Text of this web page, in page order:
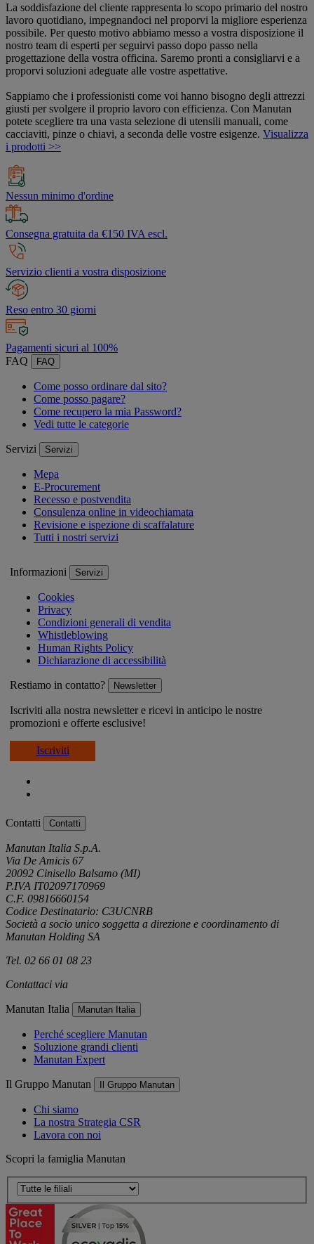
La soddisfazione del cliente rappresenta lo scopo primario del nostro
lavoro quotidiano, impegnandoci nel proporvi la migliore esperienza
possibile. Per questo motivo abbiamo messo a vostra disposizione il
nostro team di esperti per seguirvi passo dopo passo nella
progettazione della vostra officina. Saremo pronti a consigliarvi e a
proporvi soluzioni adeguate alle vostre aspettative.
Sappiamo che i professionisti come voi hanno bisogno degli attrezzi
giusti per svolgere il proprio lavoro con efficienza. Con Manutan
potete scegliere tra una vasta selezione di utensili manuali, come
cacciaviti, pinze o chiavi, a seconda delle vostre esigenze. Visualizza
i prodotti >>
Nessun minimo d'ordine
Consegna gratuita da €150 IVA escl.
Servizio clienti a vostra disposizione
Reso entro 30 giorni
Pagamenti sicuri al 100%
FAQ
FAQ
Come posso ordinare dal sito?
Come posso pagare?
Come recupero la mia Password?
Vedi tutte le categorie
Servizi Servizi
Mepa
E-Procurement
Recesso e postvendita
Consulenza online in videochiamata
Revisione e ispezione di scaffalature
Tutti i nostri servizi
Informazioni Servizi
Cookies
Privacy
Condizioni generali di vendita
Whistleblowing
Human Rights Policy
Dichiarazione di accessibilità
Restiamo in contatto? Newsletter
Iscriviti alla nostra newsletter e ricevi in anticipo le nostre
promozioni e offerte esclusive!
Iscriviti
Contatti Contatti
Manutan Italia S.p.A.
Via De Amicis 67
20092 Cinisello Balsamo (MI)
P.IVA IT02097170969
C.F. 09816660154
Codice Destinatario: C3UCNRB
Società a socio unico soggetta a direzione e coordinamento di
Manutan Holding SA
Tel. 02 66 01 08 23
Contattaci via
Manutan Italia Manutan Italia
Perché scegliere Manutan
Soluzione grandi clienti
Manutan Expert
Il Gruppo Manutan Il Gruppo Manutan
Chi siamo
La nostra Strategia CSR
Lavora con noi
Scopri la famiglia Manutan